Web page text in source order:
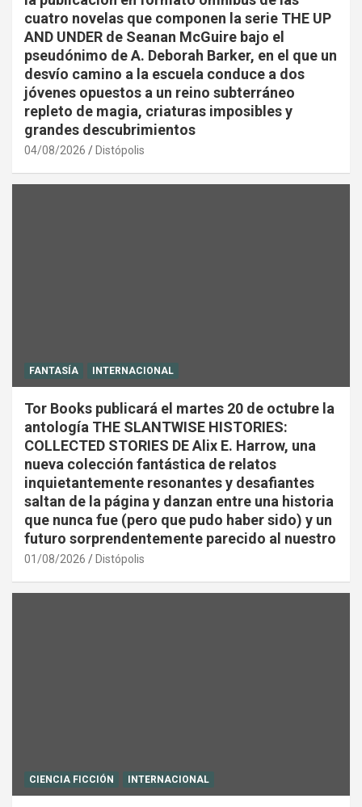
cuatro novelas que componen la serie THE UP
AND UNDER de Seanan McGuire bajo el
pseudónimo de A. Deborah Barker, en el que un
desvío camino a la escuela conduce a dos
jóvenes opuestos a un reino subterráneo
repleto de magia, criaturas imposibles y
grandes descubrimientos
04/08/2026 Distópolis
FANTASÍA INTERNACIONAL
Tor Books publicará el martes 20 de octubre la
antología THE SLANTWISE HISTORIES:
COLLECTED STORIES DE Alix E. Harrow, una
nueva colección fantástica de relatos
inquietantemente resonantes y desafiantes
saltan de la página y danzan entre una historia
que nunca fue (pero que pudo haber sido) y un
futuro sorprendentemente parecido al nuestro
01/08/2026 Distópolis
CIENCIA FICCIÓN INTERNACIONAL